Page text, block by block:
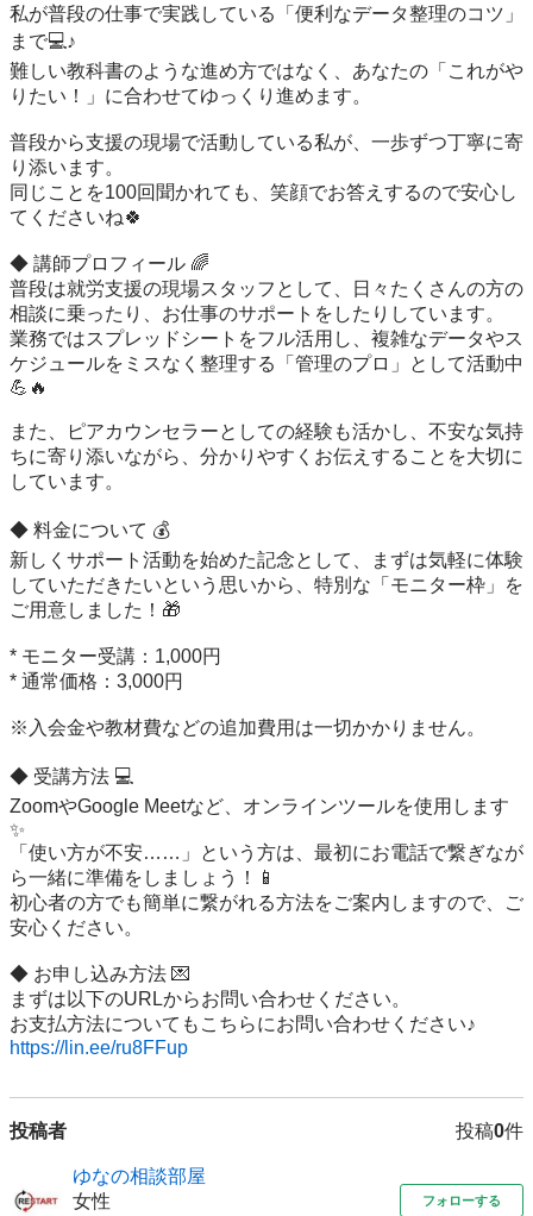
私が普段の仕事で実践している「便利なデータ整理のコツ」
まで💻♪
難しい教科書のような進め方ではなく、あなたの「これがや
りたい！」に合わせてゆっくり進めます。
普段から支援の現場で活動している私が、一歩ずつ丁寧に寄
り添います。
同じことを100回聞かれても、笑顔でお答えするので安心し
てくださいね🍀
◆ 講師プロフィール 🌈
普段は就労支援の現場スタッフとして、日々たくさんの方の
相談に乗ったり、お仕事のサポートをしたりしています。
業務ではスプレッドシートをフル活用し、複雑なデータやス
ケジュールをミスなく整理する「管理のプロ」として活動中
💪🔥
また、ピアカウンセラーとしての経験も活かし、不安な気持
ちに寄り添いながら、分かりやすくお伝えすることを大切に
しています。
◆ 料金について 💰
新しくサポート活動を始めた記念として、まずは気軽に体験
していただきたいという思いから、特別な「モニター枠」を
ご用意しました！🎁
* モニター受講：1,000円
* 通常価格：3,000円
※入会金や教材費などの追加費用は一切かかりません。
◆ 受講方法 💻
ZoomやGoogle Meetなど、オンラインツールを使用します
✨
「使い方が不安……」という方は、最初にお電話で繋ぎなが
ら一緒に準備をしましょう！📱
初心者の方でも簡単に繋がれる方法をご案内しますので、ご
安心ください。
◆ お申し込み方法 💌
まずは以下のURLからお問い合わせください。
https://lin.ee/ru8FFup
投稿者 投稿0件
ゆなの相談部屋
女性
フォローする